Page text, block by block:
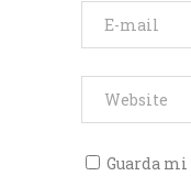
Guarda